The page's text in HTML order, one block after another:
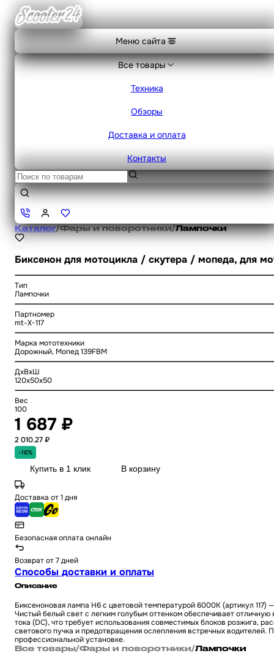
Меню сайта
Все товары
Техника
Обзоры
Доставка и оплата
Контакты
Каталог/Фары и поворотники/Лампочки
Биксенон для мотоцикла / скутера / мопеда, для
Тип
Лампочки
Партномер
mt-X-117
Марка мототехники
Дорожный, Мопед 139FBM
ДхВхШ
120x50x50
Вес
100
1 687 ₽
2 010.27 ₽
-16%
Купить в 1 клик В корзину
Доставка от 1 дня
Безопасная оплата онлайн
Возврат от 7 дней
Способы доставки и оплаты
Описание
Биксеноновая лампа H6 с цветовой температурой 6000K (артикул
Чистый белый свет с легким голубым оттенком обеспечивает
тока (DC), что требует использования совместимых блоков розжига,
светового пучка и предотвращения ослепления встречных
профессиональной установке.
Все товары/Фары и поворотники/Лампочки